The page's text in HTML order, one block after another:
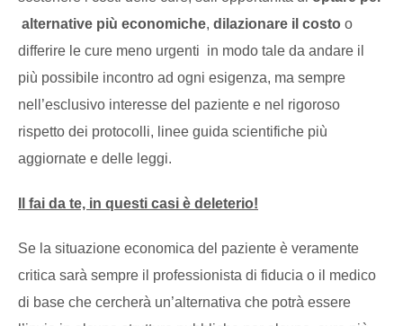
alternative più economiche, dilazionare il costo o
differire le cure meno urgenti in modo tale da andare il
più possibile incontro ad ogni esigenza, ma sempre
nell’esclusivo interesse del paziente e nel rigoroso
rispetto dei protocolli, linee guida scientifiche più
aggiornate e delle leggi.
Il fai da te, in questi casi è deleterio!
Se la situazione economica del paziente è veramente
critica sarà sempre il professionista di fiducia o il medico
di base che cercherà un’alternativa che potrà essere